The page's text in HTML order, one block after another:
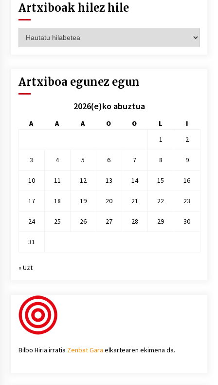
Artxiboak hilez hile
hilez
Artxiboa egunez egun
2026(e)ko abuztua
A A A O O L
I
1
2
3 4 5 6 7 8 9
10 11 12 13 14 15 16
17 18 19 20 21 22 23
24 25 26 27 28 29 30
31
« Uzt
Bilbo Hiria irratia Zenbat Gara elkartearen ekimena da.